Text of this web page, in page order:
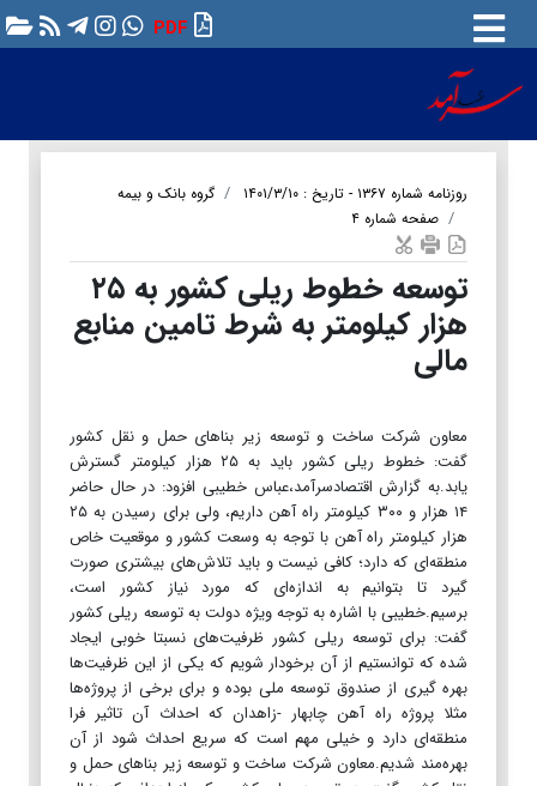
PDF
روزنامه شماره ۱۳۶۷ - تاریخ : ۱۴۰۱/۳/۱۰
گروه بانک و بیمه
صفحه شماره ۴
توسعه خطوط ریلی کشور به ۲۵
هزار کیلومتر به شرط تامین منابع
مالی
معاون شرکت ساخت و توسعه زیر بنا‌های حمل و نقل کشور
گفت: خطوط ریلی کشور باید به ۲۵ هزار کیلومتر گسترش
یابد.به گزارش اقتصادسرآمد،عباس خطیبی افزود: در حال حاضر
۱۴ هزار و ۳۰۰ کیلومتر راه آهن داریم، ولی برای رسیدن به ۲۵
هزار کیلومتر راه آهن با توجه به وسعت کشور و موقعیت خاص
منطقه‌ای که دارد؛ کافی نیست و باید تلاش‌های بیشتری صورت
گیرد تا بتوانیم به اندازه‌ای که مورد نیاز کشور است،
برسیم.خطیبی با اشاره به توجه ویژه دولت به توسعه ریلی کشور
گفت: برای توسعه ریلی کشور ظرفیت‌های نسبتا خوبی ایجاد
شده که توانستیم از آن برخودار شویم که یکی از این ظرفیت‌ها
بهره گیری از صندوق توسعه ملی بوده و برای برخی از پروژه‌ها
مثلا پروژه راه آهن چابهار -زاهدان که احداث آن تاثیر فرا
منطقه‌ای دارد و خیلی مهم است که سریع احداث شود از آن
بهره‌مند شدیم.معاون شرکت ساخت و توسعه زیر بنا‌های حمل و